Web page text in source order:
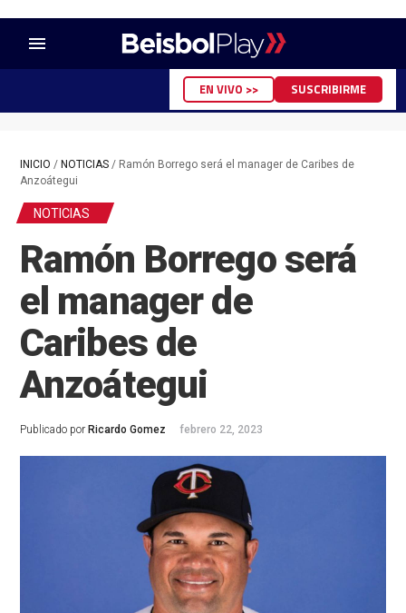
menu
EN VIVO >> SUSCRIBIRME
INICIO / NOTICIAS/ Ramón Borrego será el manager de Caribes de
Anzoátegui
NOTICIAS
Ramón Borrego será
el manager de
Caribes de
Anzoátegui
Publicado por Ricardo Gomez febrero 22, 2023